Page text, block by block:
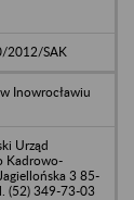
2012/SAK
Inowrocławiu
Urząd
Kadrowo-
3 85-
(52) 349-73-03